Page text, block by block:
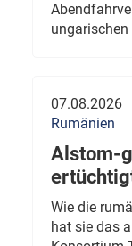
07.08.2026
Rumänien
Alstom-
Wie die
hat sie das